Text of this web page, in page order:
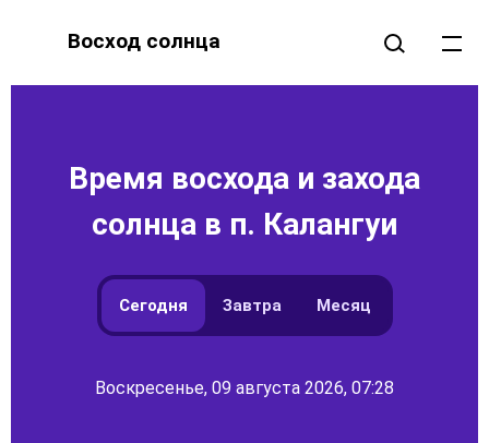
Восход солнца
Время восхода и захода
солнца в п. Калангуи
Сегодня Завтра Месяц
Воскресенье, 09 августа 2026, 07:28